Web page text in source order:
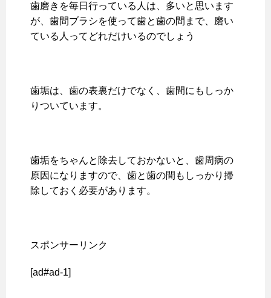
歯磨きを毎日行っている人は、多いと思います
が、歯間ブラシを使って歯と歯の間まで、磨い
ている人ってどれだけいるのでしょう
歯垢は、歯の表裏だけでなく、歯間にもしっか
りついています。
歯垢をちゃんと除去しておかないと、歯周病の
原因になりますので、歯と歯の間もしっかり掃
除しておく必要があります。
スポンサーリンク
[ad#ad-1]